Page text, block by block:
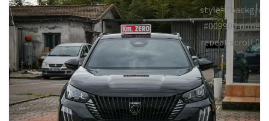
#009900 none
repeat scroll 0